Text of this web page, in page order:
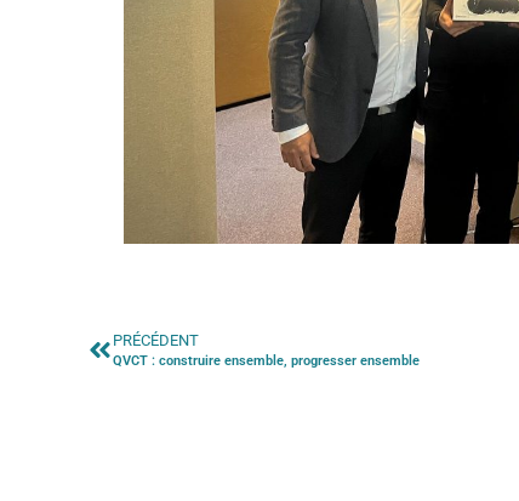
PRÉCÉDENT
QVCT : construire ensemble, progresser ensemble